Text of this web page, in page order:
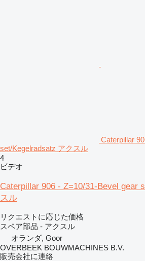
Caterpillar
set/Kegelradsatz アクスル
4
ビデオ
Caterpillar 906 - Z=10/31-Bevel gear
スル
リクエストに応じた価格
スペア部品 - アクスル
オランダ, Goor
OVERBEEK BOUWMACHINES B.V.
販売会社に連絡